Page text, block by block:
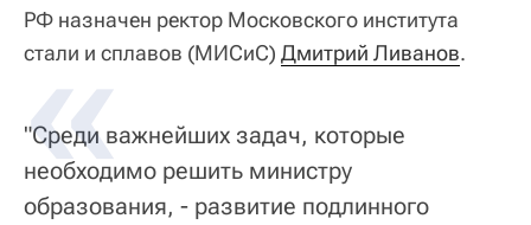
РФ назначен ректор Московского института
стали и сплавов (МИСиС) Дмитрий Ливанов.
"Среди важнейших задач, которые
необходимо решить министру
образования, - развитие подлинного